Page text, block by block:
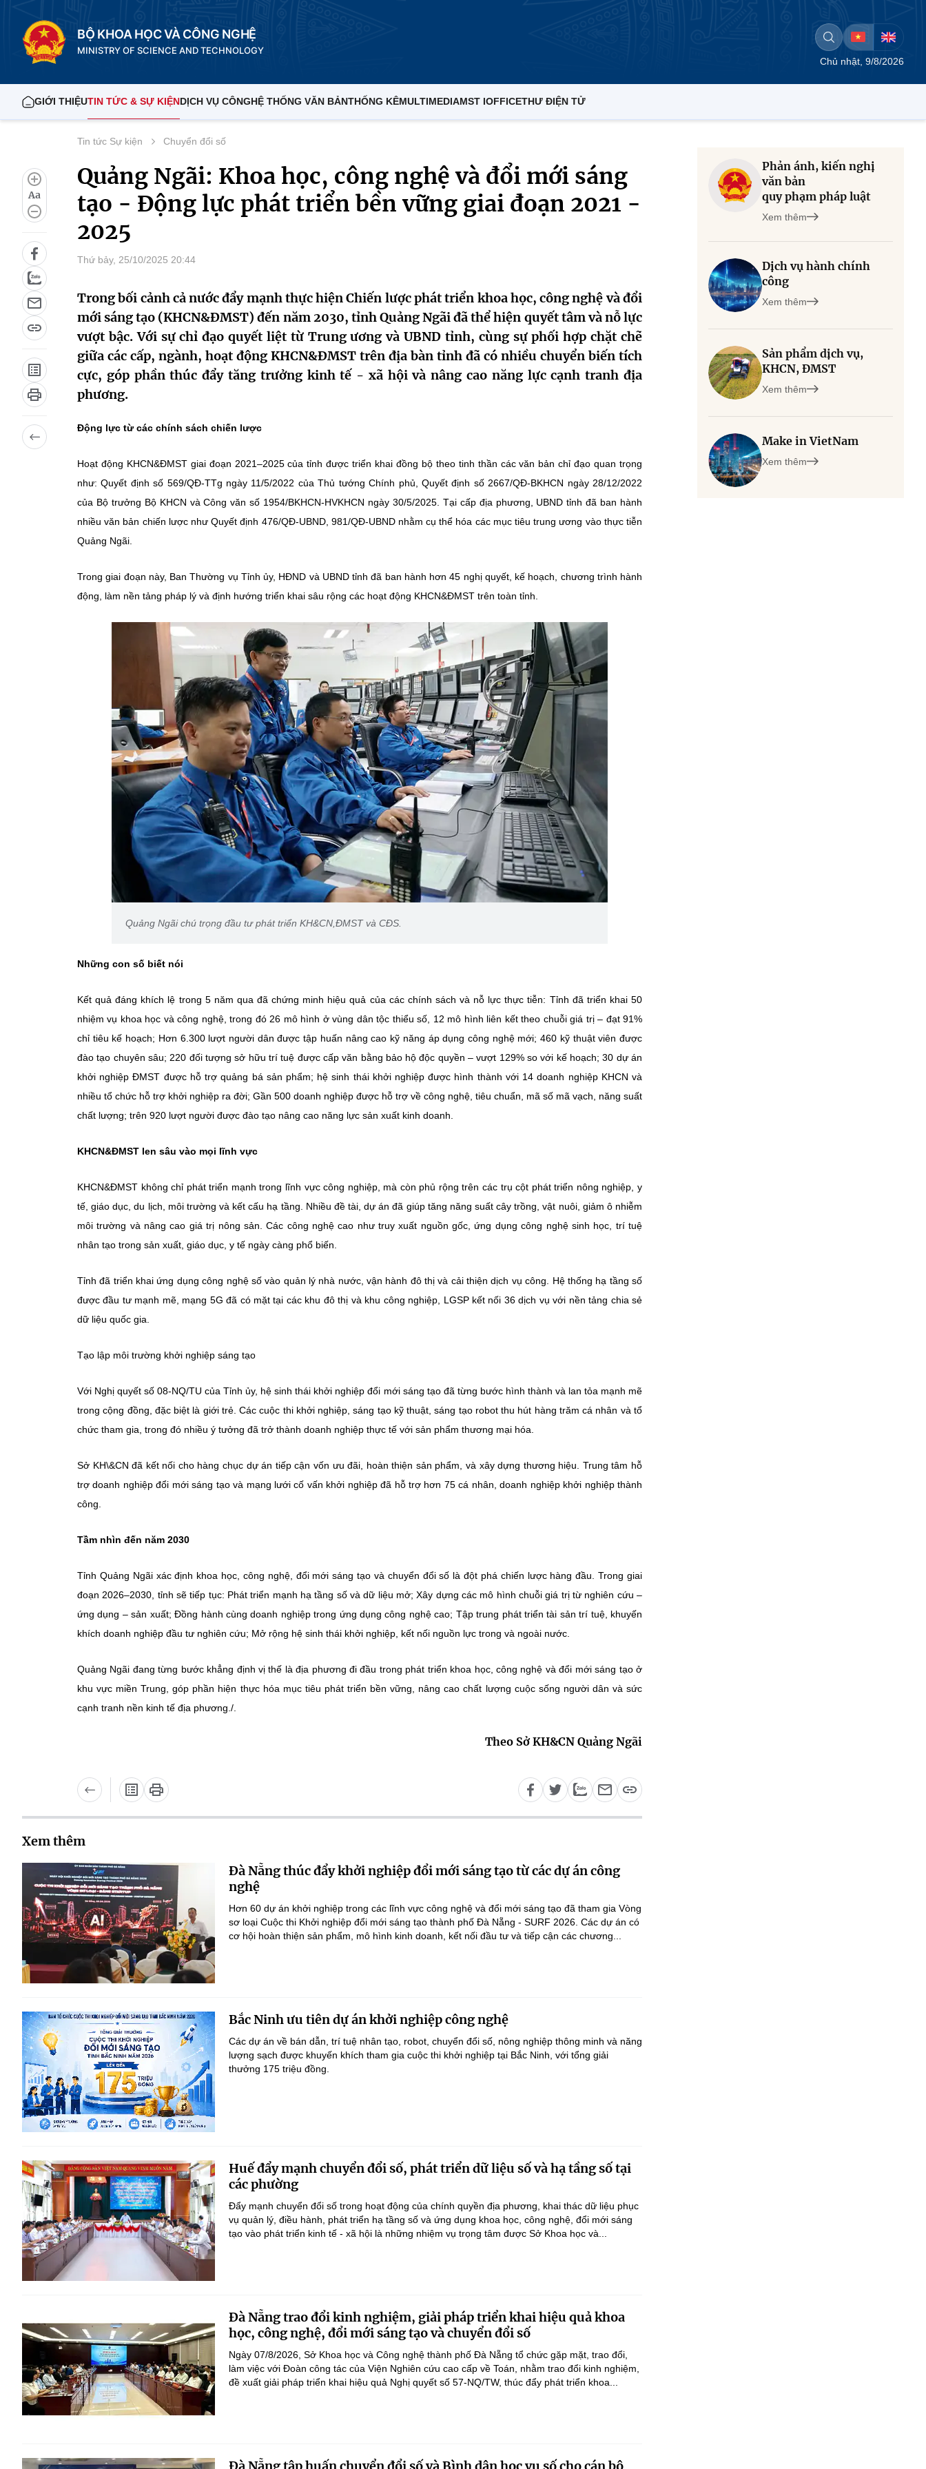
BỘ KHOA HỌC VÀ CÔNG NGHỆ
MINISTRY OF SCIENCE AND TECHNOLOGY
Chủ nhật, 9/8/2026
GIỚI THIỆUTIN TỨC & SỰ KIỆNDỊCH VỤ CÔNGHỆ THỐNG VĂN BẢNTHỐNG KÊMULTIMEDIAMST IOFFICETHƯ ĐIỆN TỬ
Aa
Tin tức Sự kiện Chuyển đổi số
Quảng Ngãi: Khoa học, công nghệ và đổi mới sáng
tạo - Động lực phát triển bền vững giai đoạn 2021 -
2025
Thứ bảy, 25/10/2025 20:44
Trong bối cảnh cả nước đẩy mạnh thực hiện Chiến lược phát triển khoa học, công nghệ và đổi
mới sáng tạo (KHCN&ĐMST) đến năm 2030, tỉnh Quảng Ngãi đã thể hiện quyết tâm và nỗ lực
vượt bậc. Với sự chỉ đạo quyết liệt từ Trung ương và UBND tỉnh, cùng sự phối hợp chặt chẽ
giữa các cấp, ngành, hoạt động KHCN&ĐMST trên địa bàn tỉnh đã có nhiều chuyển biến tích
cực, góp phần thúc đẩy tăng trưởng kinh tế - xã hội và nâng cao năng lực cạnh tranh địa
phương.
Động lực từ các chính sách chiến lược
Hoạt động KHCN&ĐMST giai đoạn 2021–2025 của tỉnh được triển khai đồng bộ theo tinh thần các văn bản chỉ đạo quan trọng
như: Quyết định số 569/QĐ-TTg ngày 11/5/2022 của Thủ tướng Chính phủ, Quyết định số 2667/QĐ-BKHCN ngày 28/12/2022
của Bộ trưởng Bộ KHCN và Công văn số 1954/BKHCN-HVKHCN ngày 30/5/2025. Tại cấp địa phương, UBND tỉnh đã ban hành
nhiều văn bản chiến lược như Quyết định 476/QĐ-UBND, 981/QĐ-UBND nhằm cụ thể hóa các mục tiêu trung ương vào thực tiễn
Quảng Ngãi.
Trong giai đoạn này, Ban Thường vụ Tỉnh ủy, HĐND và UBND tỉnh đã ban hành hơn 45 nghị quyết, kế hoạch, chương trình hành
động, làm nền tảng pháp lý và định hướng triển khai sâu rộng các hoạt động KHCN&ĐMST trên toàn tỉnh.
Quảng Ngãi chú trọng đầu tư phát triển KH&CN,ĐMST và CĐS.
Những con số biết nói
Kết quả đáng khích lệ trong 5 năm qua đã chứng minh hiệu quả của các chính sách và nỗ lực thực tiễn: Tỉnh đã triển khai 50
nhiệm vụ khoa học và công nghệ, trong đó 26 mô hình ở vùng dân tộc thiểu số, 12 mô hình liên kết theo chuỗi giá trị – đạt 91%
chỉ tiêu kế hoạch; Hơn 6.300 lượt người dân được tập huấn nâng cao kỹ năng áp dụng công nghệ mới; 460 kỹ thuật viên được
đào tạo chuyên sâu; 220 đối tượng sở hữu trí tuệ được cấp văn bằng bảo hộ độc quyền – vượt 129% so với kế hoạch; 30 dự án
khởi nghiệp ĐMST được hỗ trợ quảng bá sản phẩm; hệ sinh thái khởi nghiệp được hình thành với 14 doanh nghiệp KHCN và
nhiều tổ chức hỗ trợ khởi nghiệp ra đời; Gần 500 doanh nghiệp được hỗ trợ về công nghệ, tiêu chuẩn, mã số mã vạch, năng suất
chất lượng; trên 920 lượt người được đào tạo nâng cao năng lực sản xuất kinh doanh.
KHCN&ĐMST len sâu vào mọi lĩnh vực
KHCN&ĐMST không chỉ phát triển mạnh trong lĩnh vực công nghiệp, mà còn phủ rộng trên các trụ cột phát triển nông nghiệp, y
tế, giáo dục, du lịch, môi trường và kết cấu hạ tầng. Nhiều đề tài, dự án đã giúp tăng năng suất cây trồng, vật nuôi, giảm ô nhiễm
môi trường và nâng cao giá trị nông sản. Các công nghệ cao như truy xuất nguồn gốc, ứng dụng công nghệ sinh học, trí tuệ
nhân tạo trong sản xuất, giáo dục, y tế ngày càng phổ biến.
Tỉnh đã triển khai ứng dụng công nghệ số vào quản lý nhà nước, vận hành đô thị và cải thiện dịch vụ công. Hệ thống hạ tầng số
được đầu tư mạnh mẽ, mạng 5G đã có mặt tại các khu đô thị và khu công nghiệp, LGSP kết nối 36 dịch vụ với nền tảng chia sẻ
dữ liệu quốc gia.
Tạo lập môi trường khởi nghiệp sáng tạo
Với Nghị quyết số 08-NQ/TU của Tỉnh ủy, hệ sinh thái khởi nghiệp đổi mới sáng tạo đã từng bước hình thành và lan tỏa mạnh mẽ
trong cộng đồng, đặc biệt là giới trẻ. Các cuộc thi khởi nghiệp, sáng tạo kỹ thuật, sáng tạo robot thu hút hàng trăm cá nhân và tổ
chức tham gia, trong đó nhiều ý tưởng đã trở thành doanh nghiệp thực tế với sản phẩm thương mại hóa.
Sở KH\&CN đã kết nối cho hàng chục dự án tiếp cận vốn ưu đãi, hoàn thiện sản phẩm, và xây dựng thương hiệu. Trung tâm hỗ
trợ doanh nghiệp đổi mới sáng tạo và mạng lưới cố vấn khởi nghiệp đã hỗ trợ hơn 75 cá nhân, doanh nghiệp khởi nghiệp thành
công.
Tầm nhìn đến năm 2030
Tỉnh Quảng Ngãi xác định khoa học, công nghệ, đổi mới sáng tạo và chuyển đổi số là đột phá chiến lược hàng đầu. Trong giai
đoạn 2026–2030, tỉnh sẽ tiếp tục: Phát triển mạnh hạ tầng số và dữ liệu mở; Xây dựng các mô hình chuỗi giá trị từ nghiên cứu –
ứng dụng – sản xuất; Đồng hành cùng doanh nghiệp trong ứng dụng công nghệ cao; Tập trung phát triển tài sản trí tuệ, khuyến
khích doanh nghiệp đầu tư nghiên cứu; Mở rộng hệ sinh thái khởi nghiệp, kết nối nguồn lực trong và ngoài nước.
Quảng Ngãi đang từng bước khẳng định vị thế là địa phương đi đầu trong phát triển khoa học, công nghệ và đổi mới sáng tạo ở
khu vực miền Trung, góp phần hiện thực hóa mục tiêu phát triển bền vững, nâng cao chất lượng cuộc sống người dân và sức
cạnh tranh nền kinh tế địa phương./.
Theo Sở KH&CN Quảng Ngãi
Xem thêm
Đà Nẵng thúc đẩy khởi nghiệp đổi mới sáng tạo từ các dự án công
nghệ
Hơn 60 dự án khởi nghiệp trong các lĩnh vực công nghệ và đổi mới sáng tạo đã tham gia Vòng
sơ loại Cuộc thi Khởi nghiệp đổi mới sáng tạo thành phố Đà Nẵng - SURF 2026. Các dự án có
cơ hội hoàn thiện sản phẩm, mô hình kinh doanh, kết nối đầu tư và tiếp cận các chương...
Bắc Ninh ưu tiên dự án khởi nghiệp công nghệ
Các dự án về bán dẫn, trí tuệ nhân tạo, robot, chuyển đổi số, nông nghiệp thông minh và năng
lượng sạch được khuyến khích tham gia cuộc thi khởi nghiệp tại Bắc Ninh, với tổng giải
thưởng 175 triệu đồng.
Huế đẩy mạnh chuyển đổi số, phát triển dữ liệu số và hạ tầng số tại
các phường
Đẩy mạnh chuyển đổi số trong hoạt động của chính quyền địa phương, khai thác dữ liệu phục
vụ quản lý, điều hành, phát triển hạ tầng số và ứng dụng khoa học, công nghệ, đổi mới sáng
tạo vào phát triển kinh tế - xã hội là những nhiệm vụ trọng tâm được Sở Khoa học và...
Đà Nẵng trao đổi kinh nghiệm, giải pháp triển khai hiệu quả khoa
học, công nghệ, đổi mới sáng tạo và chuyển đổi số
Ngày 07/8/2026, Sở Khoa học và Công nghệ thành phố Đà Nẵng tổ chức gặp mặt, trao đổi,
làm việc với Đoàn công tác của Viện Nghiên cứu cao cấp về Toán, nhằm trao đổi kinh nghiệm,
đề xuất giải pháp triển khai hiệu quả Nghị quyết số 57-NQ/TW, thúc đẩy phát triển khoa...
Phản ánh, kiến nghị
văn bản
quy phạm pháp luật
Xem thêm
Dịch vụ hành chính
công
Xem thêm
Sản phẩm dịch vụ,
KHCN, ĐMST
Xem thêm
Make in VietNam
Xem thêm